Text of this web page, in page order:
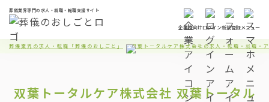
葬儀業界専門の求人・就職・転職支援サイト
企業様向けログイン新規登録メニュー
葬儀業界の求人・転職「葬儀のおしごと」 双葉トータルケア株式会社の求人・転職・就職・
双葉トータルケア株式会社 双葉トータル